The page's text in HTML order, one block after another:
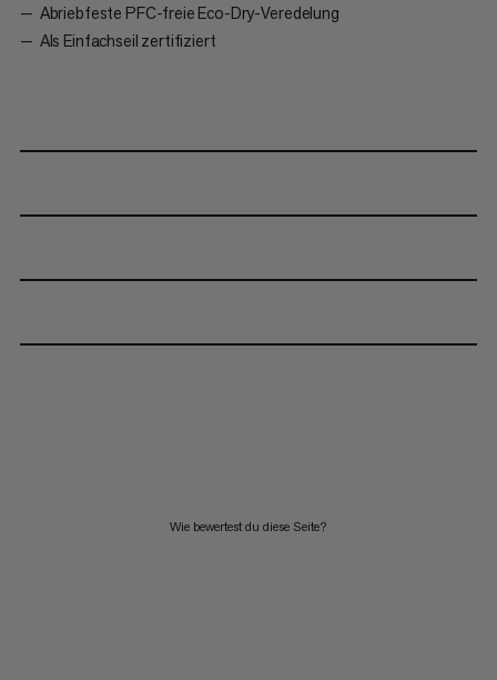
Abriebfeste PFC-freie Eco-Dry-Veredelung
Als Einfachseil zertifiziert
Wie bewertest du diese Seite?